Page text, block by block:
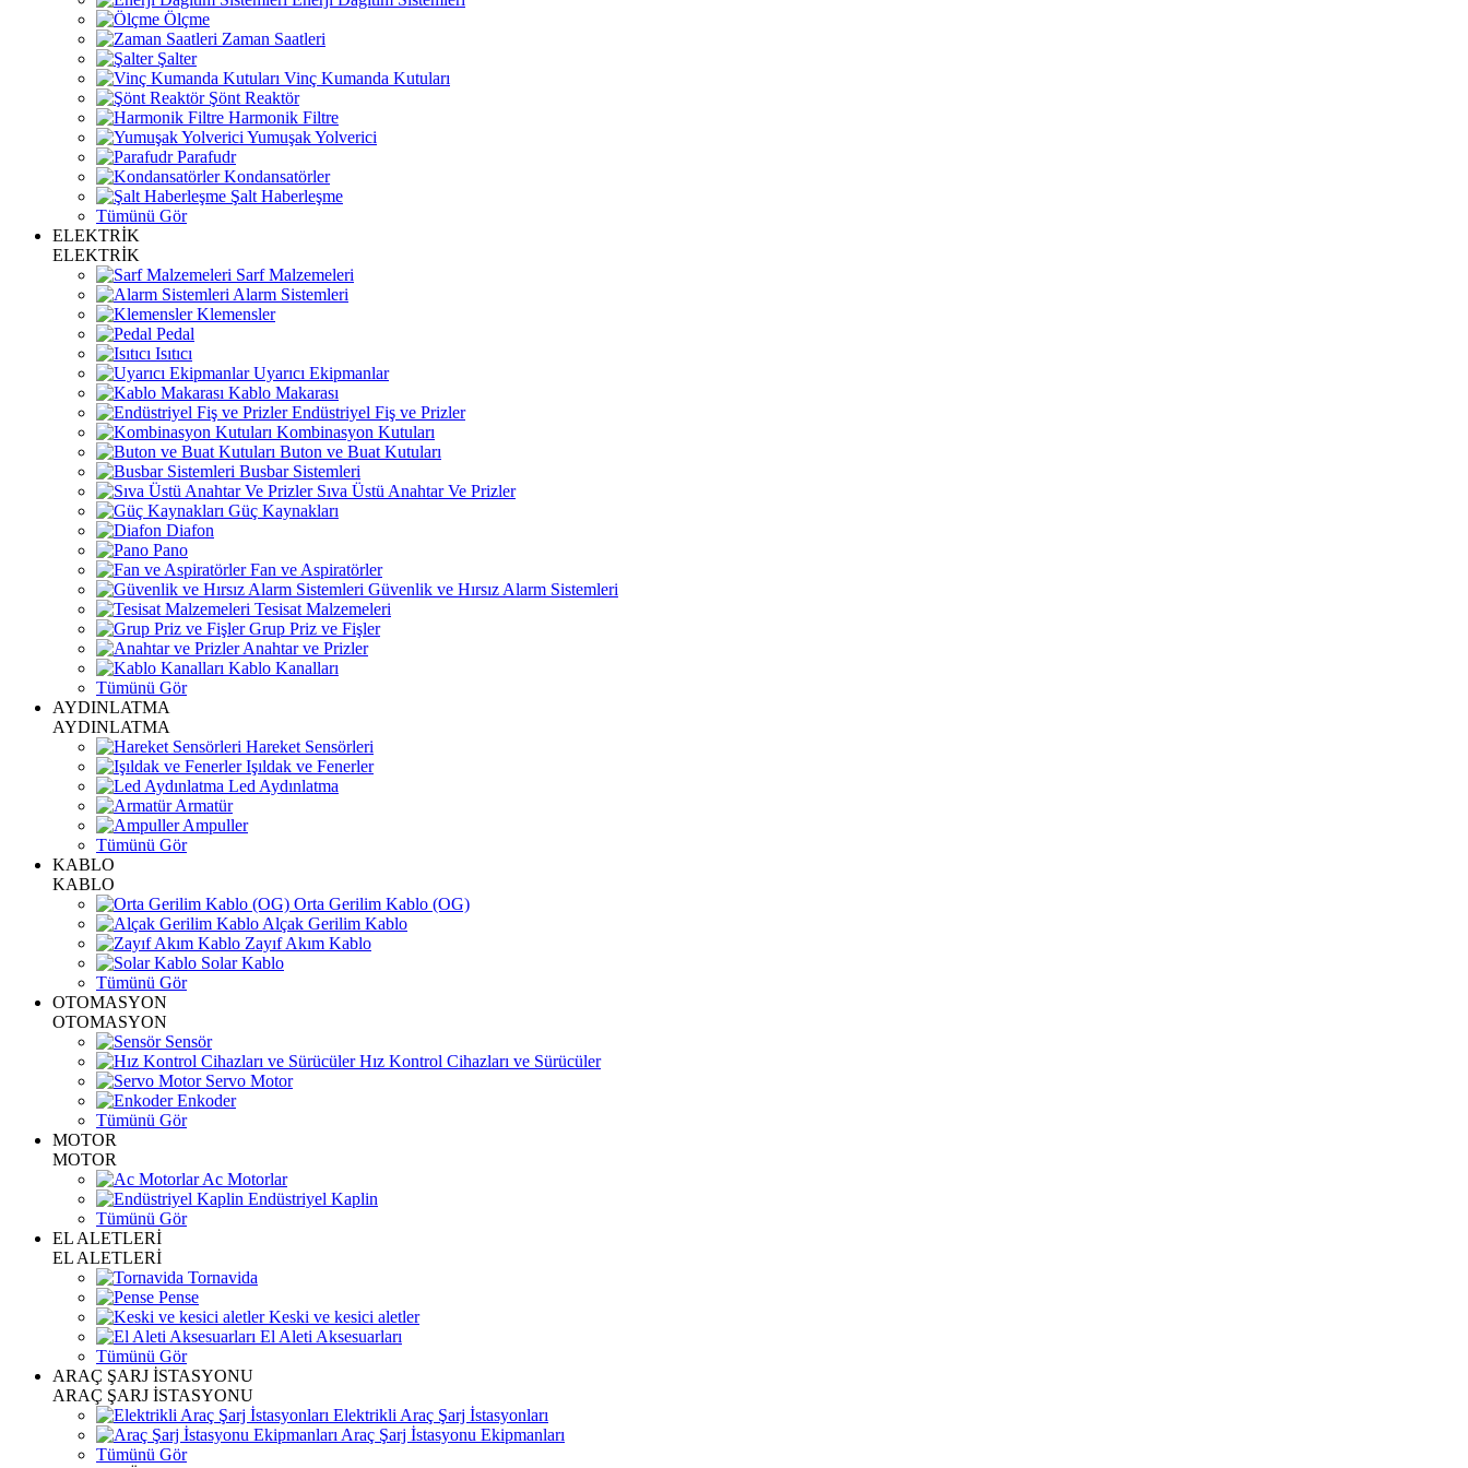
Ölçme
Zaman Saatleri
Şalter
Vinç Kumanda Kutuları
Şönt Reaktör
Harmonik Filtre
Yumuşak Yolverici
Parafudr
Kondansatörler
Şalt Haberleşme
Tümünü Gör
ELEKTRİK
ELEKTRİK
Sarf Malzemeleri
Alarm Sistemleri
Klemensler
Pedal
Isıtıcı
Uyarıcı Ekipmanlar
Kablo Makarası
Endüstriyel Fiş ve Prizler
Kombinasyon Kutuları
Buton ve Buat Kutuları
Busbar Sistemleri
Sıva Üstü Anahtar Ve Prizler
Güç Kaynakları
Diafon
Pano
Fan ve Aspiratörler
Güvenlik ve Hırsız Alarm Sistemleri
Tesisat Malzemeleri
Grup Priz ve Fişler
Anahtar ve Prizler
Kablo Kanalları
Tümünü Gör
AYDINLATMA
AYDINLATMA
Hareket Sensörleri
Işıldak ve Fenerler
Led Aydınlatma
Armatür
Ampuller
Tümünü Gör
KABLO
KABLO
Orta Gerilim Kablo (OG)
Alçak Gerilim Kablo
Zayıf Akım Kablo
Solar Kablo
Tümünü Gör
OTOMASYON
OTOMASYON
Sensör
Hız Kontrol Cihazları ve Sürücüler
Servo Motor
Enkoder
Tümünü Gör
MOTOR
MOTOR
Ac Motorlar
Endüstriyel Kaplin
Tümünü Gör
EL ALETLERİ
EL ALETLERİ
Tornavida
Pense
Keski ve kesici aletler
El Aleti Aksesuarları
Tümünü Gör
ARAÇ ŞARJ İSTASYONU
ARAÇ ŞARJ İSTASYONU
Elektrikli Araç Şarj İstasyonları
Araç Şarj İstasyonu Ekipmanları
Tümünü Gör